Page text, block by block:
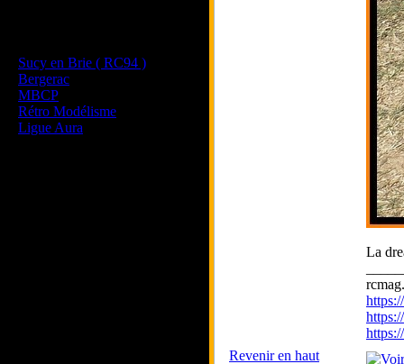
Sucy en Brie ( RC94 )
Bergerac
MBCP
Rétro Modélisme
Ligue Aura
La
Revenir en haut